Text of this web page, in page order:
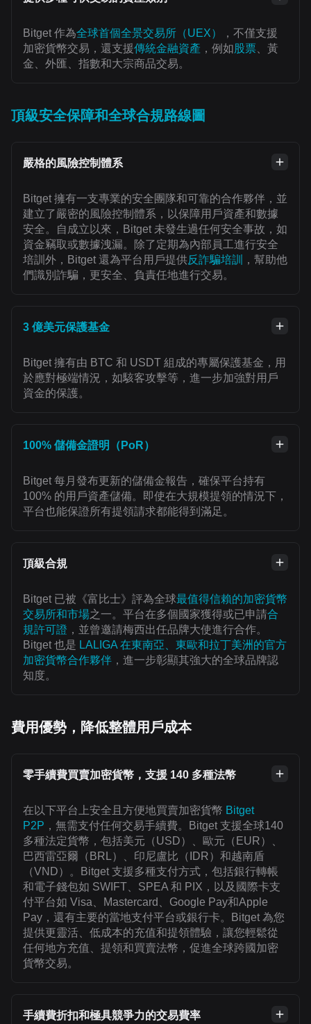
Bitget 作為全球首個全景交易所（UEX）
，不僅支援
加密貨幣交易，還支援傳統金融資產 ，例如 股票 、黃
金、外匯、指數和大宗商品交易。
頂級安全保障和全球合規路線圖
嚴格的風險控制體系
Bitget 擁有一支專業的安全團隊和可靠的合作夥伴，並
建立了嚴密的風險控制體系，以保障用戶資產和數據
安全。自成立以來，Bitget 未發生過任何安全事故，如
資金竊取或數據洩漏。除了定期為內部員工進行安全
培訓外，Bitget 還為平台用戶提供反詐騙培訓
，幫助他
們識別詐騙，更安全、負責任地進行交易。
3 億美元保護基金
Bitget 擁有由 BTC 和 USDT 組成的專屬保護基金，用
於應對極端情況，如駭客攻擊等，進一步加強對用戶
資金的保護。
100% 儲備金證明（PoR）
Bitget 每月發布更新的儲備金報告，確保平台持有
100% 的用戶資產儲備。即使在大規模提領的情況下，
平台也能保證所有提領請求都能得到滿足。
頂級合規
Bitget 已被《富比士》評為全球最值得信賴的加密貨幣
交易所和市場之一。平台在多個國家獲得或已申請合
規許可證 ，並曾邀請梅西出任品牌大使進行合作。
Bitget 也是 LALIGA 在東南亞、東歐和拉丁美洲的官方
加密貨幣合作夥伴 ，進一步彰顯其強大的全球品牌認
知度。
費用優勢，降低整體用戶成本
零手續費買賣加密貨幣，支援 140 多種法幣
在以下平台上安全且方便地買賣加密貨幣 Bitget
P2P ，無需支付任何交易手續費。Bitget 支援全球140
多種法定貨幣，包括美元（USD）、歐元（EUR）、
巴西雷亞爾（BRL）、印尼盧比（IDR）和越南盾
（VND）。Bitget 支援多種支付方式，包括銀行轉帳
和電子錢包如 SWIFT、SPEA 和 PIX，以及國際卡支
付平台如 Visa、Mastercard、Google Pay和Apple
Pay，還有主要的當地支付平台或銀行卡。Bitget 為您
提供更靈活、低成本的充值和提領體驗，讓您輕鬆從
任何地方充值、提領和買賣法幣，促進全球跨國加密
貨幣交易。
手續費折扣和極具競爭力的交易費率